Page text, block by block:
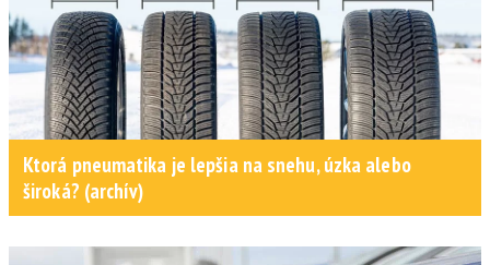
Ktorá pneumatika je lepšia na snehu, úzka alebo
široká? (archív)